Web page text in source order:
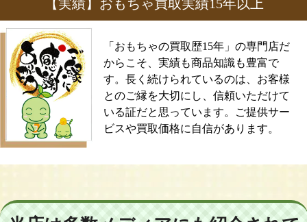
【実績】おもちゃ買取実績15年以上
「おもちゃの買取歴15年」の専門店だ
からこそ、実績も商品知識も豊富で
す。長く続けられているのは、お客様
とのご縁を大切にし、信頼いただけて
いる証だと思っています。ご提供サー
ビスや買取価格に自信があります。